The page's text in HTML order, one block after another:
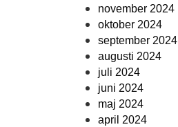
november 2024
oktober 2024
september 2024
augusti 2024
juli 2024
juni 2024
maj 2024
april 2024